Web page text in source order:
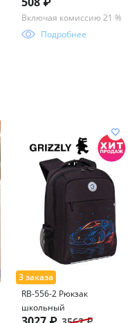
ФОТОХРОМ FM457 55-17-
136
Включая комиссию 21 %
Подробнее
RB-556-2 Рюкзак
школьный